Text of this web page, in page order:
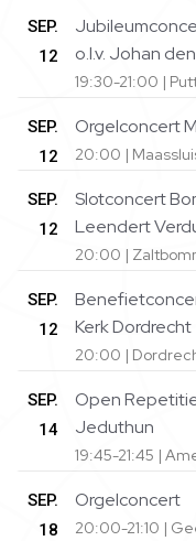
SEP.
12
o.l.v. Johan
19:30-21:00 |
SEP.
12
Orgelconcert
20:00 |
SEP.
12
Slotconcert
Leendert
20:00 |
SEP.
12
Kerk Dordrecht
20:00 |
SEP.
14
Open
Jeduthun
19:45-21:45 |
SEP.
18
Orgelconcert
20:00-21:10 |